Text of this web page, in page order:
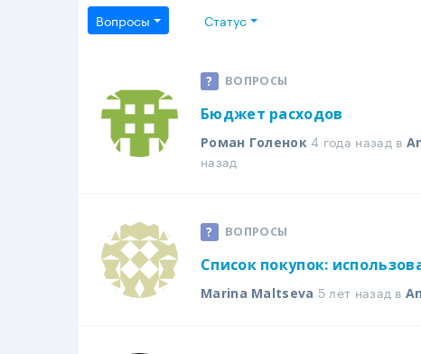
Вопросы Статус
ВОПРОСЫ
Бюджет расходов
Роман Голенок 4 года назад в
назад
ВОПРОСЫ
Список покупок:
Marina Maltseva 5 лет назад в